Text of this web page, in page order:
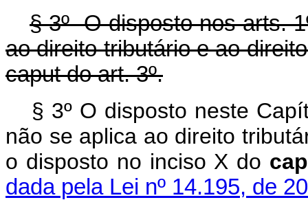
§ 3º O disposto nos arts.
ao direito tributário e ao
caputdo art. 3º.
§ 3º O disposto neste
não se aplica ao direito
o disposto no inciso X do
dada pela Lei nº 14.195, de